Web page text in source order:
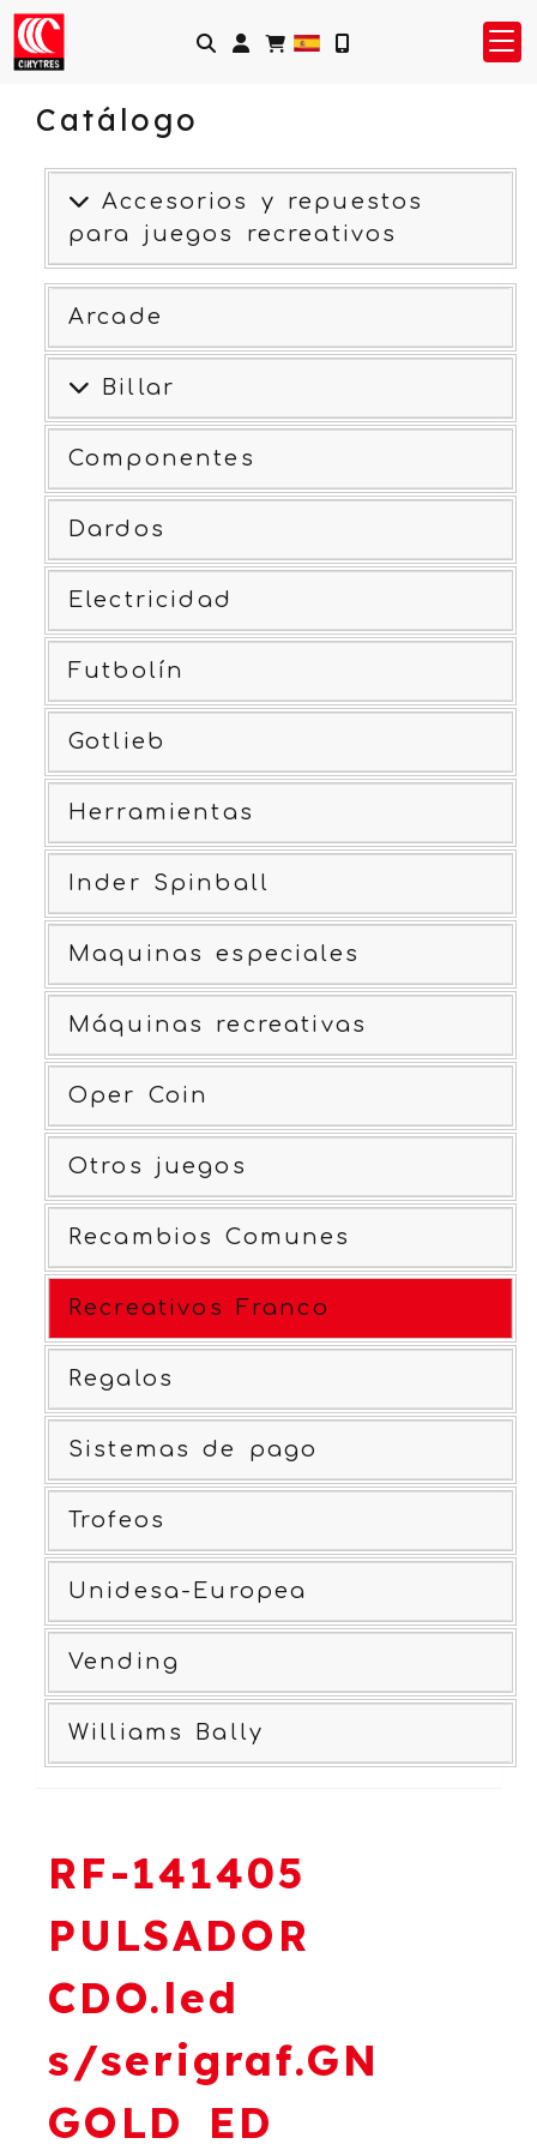
Identifícate
Catálogo
Accesorios y repuestos
para juegos recreativos
Arcade
Billar
Componentes
Dardos
Electricidad
Futbolín
Gotlieb
Herramientas
Inder Spinball
Maquinas especiales
Máquinas recreativas
Oper Coin
Otros juegos
Recambios Comunes
Recreativos Franco
Regalos
Sistemas de pago
Trofeos
Unidesa-Europea
Vending
Williams Bally
RF-141405
PULSADOR
CDO.led
s/serigraf.GN
GOLD ED